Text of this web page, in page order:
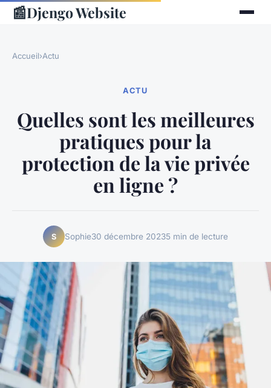
📰Djengo Website
Accueil›Actu
ACTU
Quelles sont les meilleures
pratiques pour la
protection de la vie privée
en ligne ?
S Sophie30 décembre 20235 min de lecture